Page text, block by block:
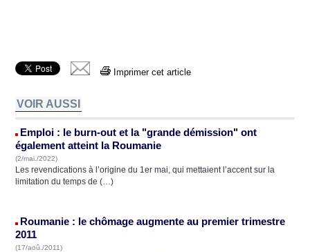
Imprimer cet article
VOIR AUSSI
Emploi : le burn-out et la "grande démission" ont
également atteint la Roumanie
(2/mai./2022)
Les revendications à l’origine du 1er mai, qui mettaient l’accent sur la
limitation du temps de (…)
Roumanie : le chômage augmente au premier trimestre
2011
(17/aoû./2011)